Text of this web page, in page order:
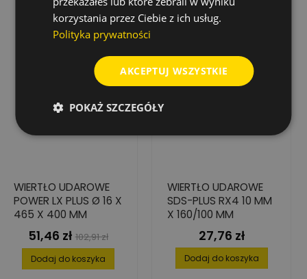
WIERTŁO UDAROWE
POWER LX PLUS Ø 16 X
465 X 400 MM
Cena
51,46 zł Cena
podstawowa
102,91 zł
Dodaj do koszyka
WIERTŁO UDAROWE
SDS-PLUS RX4 10 MM
X 160/100 MM
Cena
27,76 zł
Dodaj do koszyka
korzystania przez Ciebie z ich usług.
Polityka prywatności
AKCEPTUJ WSZYSTKIE
POKAŻ SZCZEGÓŁY